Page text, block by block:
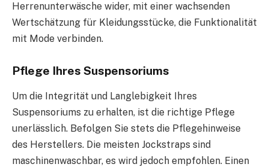
Herrenunterwäsche wider, mit einer wachsenden
Wertschätzung für Kleidungsstücke, die Funktionalität
mit Mode verbinden.
Pflege Ihres Suspensoriums
Um die Integrität und Langlebigkeit Ihres
Suspensoriums zu erhalten, ist die richtige Pflege
unerlässlich. Befolgen Sie stets die Pflegehinweise
des Herstellers. Die meisten Jockstraps sind
maschinenwaschbar, es wird jedoch empfohlen. Einen